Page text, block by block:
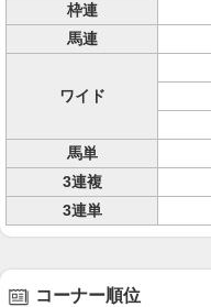
枠連
馬連
ワイド
馬単
3連複
3連単
コーナー順位